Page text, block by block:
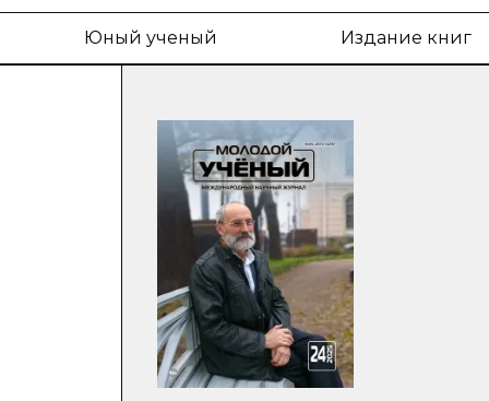
Юный ученый Издание книг